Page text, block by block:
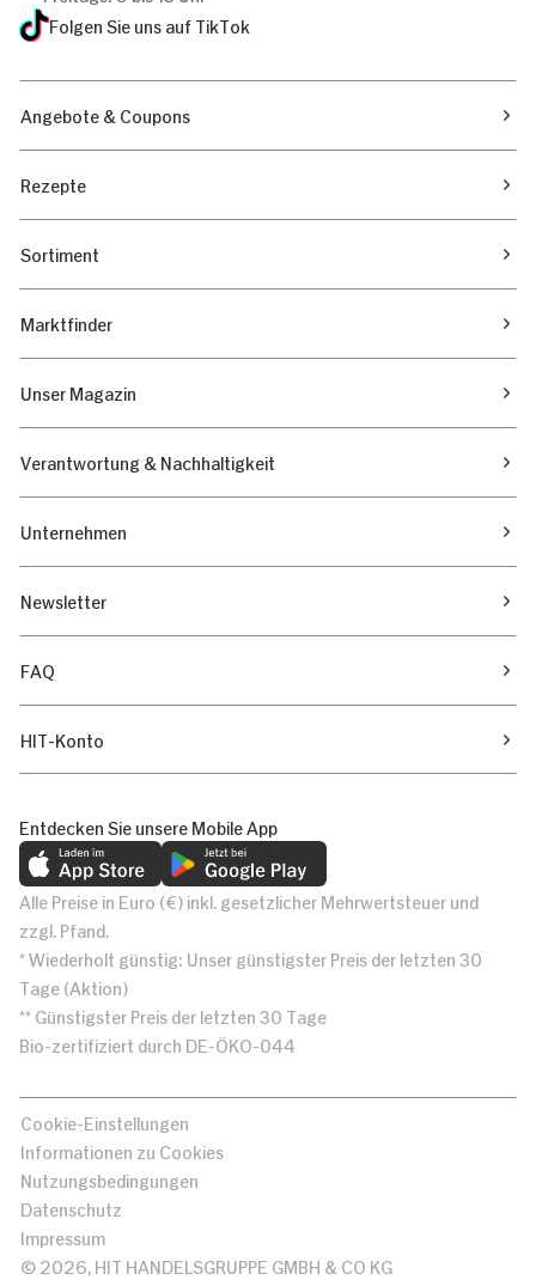
Folgen Sie uns auf TikTok
Angebote & Coupons
Rezepte
Sortiment
Marktfinder
Unser Magazin
Verantwortung & Nachhaltigkeit
Unternehmen
Newsletter
FAQ
HIT-Konto
Entdecken Sie unsere Mobile App
Alle Preise in Euro (€) inkl. gesetzlicher Mehrwertsteuer und
zzgl. Pfand.
* Wiederholt günstig: Unser günstigster Preis der letzten 30
Tage (Aktion)
** Günstigster Preis der letzten 30 Tage
Bio-zertifiziert durch DE-ÖKO-044
Cookie-Einstellungen
Informationen zu Cookies
Nutzungsbedingungen
Datenschutz
Impressum
© 2026, HIT HANDELSGRUPPE GMBH & CO KG